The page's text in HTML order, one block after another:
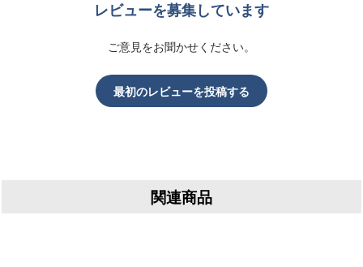
レビューを募集しています
ご意見をお聞かせください。
最初のレビューを投稿する
関連商品